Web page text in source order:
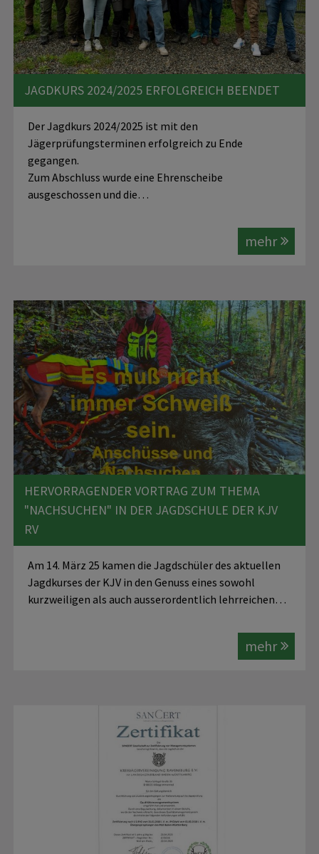
JAGDKURS 2024/2025 ERFOLGREICH BEENDET
Der Jagdkurs 2024/2025 ist mit den
Jägerprüfungsterminen erfolgreich zu Ende
gegangen.
Zum Abschluss wurde eine Ehrenscheibe
ausgeschossen und die…
mehr
HERVORRAGENDER VORTRAG ZUM THEMA
"NACHSUCHEN" IN DER JAGDSCHULE DER KJV
RV
Am 14. März 25 kamen die Jagdschüler des aktuellen
Jagdkurses der KJV in den Genuss eines sowohl
kurzweiligen als auch ausserordentlich lehrreichen…
mehr